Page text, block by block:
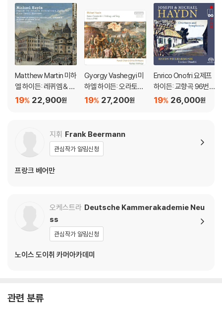
Matthew Martin 미하
엘 하이든: 레퀴엠 & 성
히에로니무스 미사 (Mi
hiepiscopo Sigismu
ndo & Missa Sancti
Hieronymi)
22,900원
19%
Gyorgy Vashegyi 미
하엘 하이든: 오라토리
오 '콘스탄티누스 1세의
eldzug und Sieg)
27,200원
19%
Enrico Onofri 요제프
하이든: 교향곡 96번
‘기적’ / 미하엘 하이든:
26,000원
19%
지휘 Frank Beermann
관심작가 알림신청
프랑크 베어만
오케스트라 Deutsche Kammerakademie Neu
ss
관심작가 알림신청
노이스 도이취 카머아카데미
관련 분류